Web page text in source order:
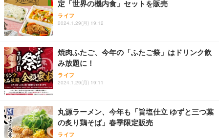
Sezlife オフィスチェア デスクチェア 疲れない テレ
ワーク チェア 強化バックレスト 30度ロッキング機
能 人間工学 椅子 腰サポート 90度跳ね上げ式アーム
務用 おしゃれ パソコンチェア (ブラック)
Sezlife オフィスチェア デスクチェア 疲れない テレ
ワーク チェア 強化バックレスト 30度ロッキング機
能 人間工学 椅子 腰サポート 90度跳ね上げ式アーム
務用 おしゃれ パソコンチェア (ホワイト)
ANDWINT オフィスチェア デスクチェア 肘なし メ
ッシュ 通気性 ランバーサポート付き 腰サポート ガ
【純正品】27"ゲーミングモニター DualSense 充電
フック付き（CFI-ZDM1J）
【整備済み品】Dell E2724HS 27インチ 液晶モニタ
ー フルHD（1920×1080）VA 非光沢 HDMI/DisplayP
ort/VGA スピーカー内蔵 高さ調整 スイベル VESA対
【MiniLED/24.5inch/280Hz/FHD】GRAPHT THE S
HOOTER Gaming Monitor 24” Essential ゲーミン
ネオ・ルーライフ ネオ・オムツ L 中型犬用 26枚入
り 単品
Smart Basic(スマートベーシック) 【Amazon.co.jp
限定】 Smart Basic アイリスオーヤマ ペットシーツ
超厚型 お徳用 ワイド 100枚入 (x 1) (ケース販売)
アイリスオーヤマ ペットシーツ 超厚型 お徳用 レギ
定「世界の機内食」セットを販売
ライフ
2024.1.29(月) 19:12
焼肉ふたご、今年の「ふたご祭」はドリンク飲
み放題に！
ライフ
2024.1.29(月) 19:11
丸源ラーメン、今年も「旨塩仕立 ゆずと三つ葉
の炙り鶏そば」春季限定販売
ライフ